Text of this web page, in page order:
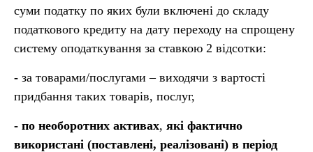
суми податку по яких були включені до складу
податкового кредиту на дату переходу на спрощену
систему оподаткування за ставкою 2 відсотки:
- за товарами/послугами – виходячи з вартості
придбання таких товарів, послуг,
- по необоротних активах, які фактично
використані (поставлені, реалізовані) в період